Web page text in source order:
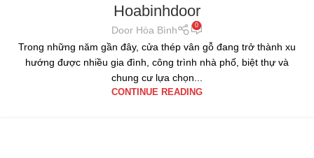
Hoabinhdoor
Door Hòa Bình 0
Trong những năm gần đây, cửa thép vân gỗ đang trở thành xu
hướng được nhiều gia đình, công trình nhà phố, biệt thự và
chung cư lựa chọn...
CONTINUE READING